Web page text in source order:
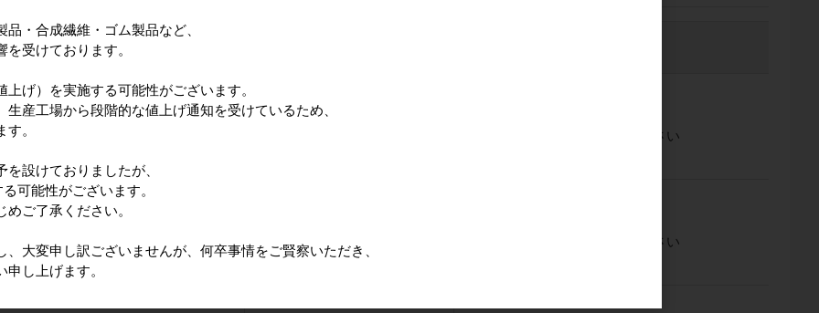
内訳
30,250円
してください
30,250円
してください
・合成繊維・ゴム製品など、
受けております。
げ）を実施する可能性がございます。
産工場から段階的な値上げ通知を受けているため、
。
設けておりましたが、
可能性がございます。
ご了承ください。
大変申し訳ございませんが、何卒事情をご賢察いただき、
し上げます。